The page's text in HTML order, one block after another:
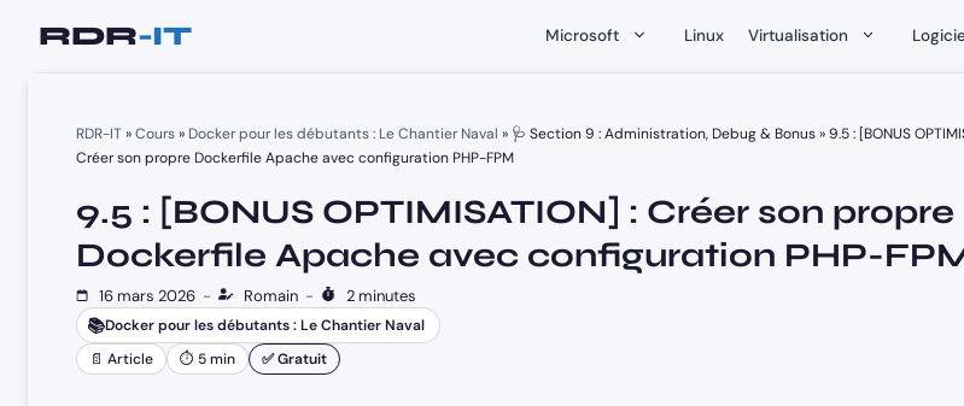
Microsoft Linux Virtualisation
RDR-IT»Cours» Docker pour les débutants : Le Chantier Naval » 🩺 Section 9 : Administration, Debug & Bonus»9.5 : [BONUS
Créer son propre Dockerfile Apache avec configuration PHP-FPM
9.5 : [BONUS OPTIMISATION] : Créer son propre
Dockerfile Apache avec configuration PHP-
16 mars 2026 - Romain - 2 minutes
📚Docker pour les débutants : Le Chantier Naval
📄 Article
⏱ 5 min ✅ Gratuit